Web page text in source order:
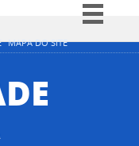
MAPA DO SITE
Simplifique!
Participe
à informação